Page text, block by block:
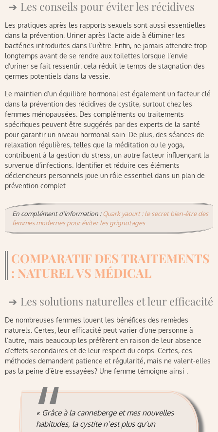
Les conseils pour éviter les récidives
Les pratiques après les rapports sexuels sont aussi essentielles
dans la prévention. Uriner après l’acte aide à éliminer les
bactéries introduites dans l’urètre. Enfin, ne jamais attendre trop
longtemps avant de se rendre aux toilettes lorsque l’envie
d’uriner se fait ressentir: cela réduit le temps de stagnation des
germes potentiels dans la vessie.
Le maintien d’un équilibre hormonal est également un facteur clé
dans la prévention des récidives de cystite, surtout chez les
femmes ménopausées. Des compléments ou traitements
spécifiques peuvent être suggérés par des experts de la santé
pour garantir un niveau hormonal sain. De plus, des séances de
relaxation régulières, telles que la méditation ou le yoga,
contribuent à la gestion du stress, un autre facteur influençant la
survenue d’infections. Identifier et réduire ces éléments
déclencheurs personnels joue un rôle essentiel dans un plan de
prévention complet.
En complément d’information :Quark yaourt : le secret bien-être des
femmes modernes pour éviter les grignotages
COMPARATIF DES TRAITEMENTS
: NATUREL VS MÉDICAL
Les solutions naturelles et leur efficacité
De nombreuses femmes louent les bénéfices des remèdes
naturels. Certes, leur efficacité peut varier d’une personne à
l’autre, mais beaucoup les préfèrent en raison de leur absence
d’effets secondaires et de leur respect du corps. Certes, ces
méthodes demandent patience et régularité, mais ne valent-elles
pas la peine d’être essayées? Une femme témoigne ainsi :
« Grâce à la canneberge et mes nouvelles
habitudes, la cystite n’est plus qu’un